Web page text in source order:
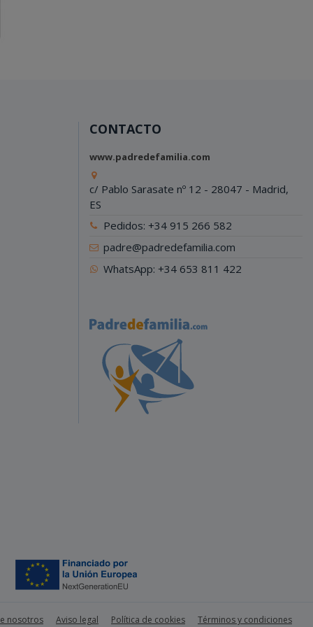
CONTACTO
www.padredefamilia.com
c/ Pablo Sarasate nº 12 - 28047 - Madrid,
ES
Pedidos: +34 915 266 582
padre@padredefamilia.com
WhatsApp: +34 653 811 422
nosotros Aviso legal Política de cookies Términos y condiciones